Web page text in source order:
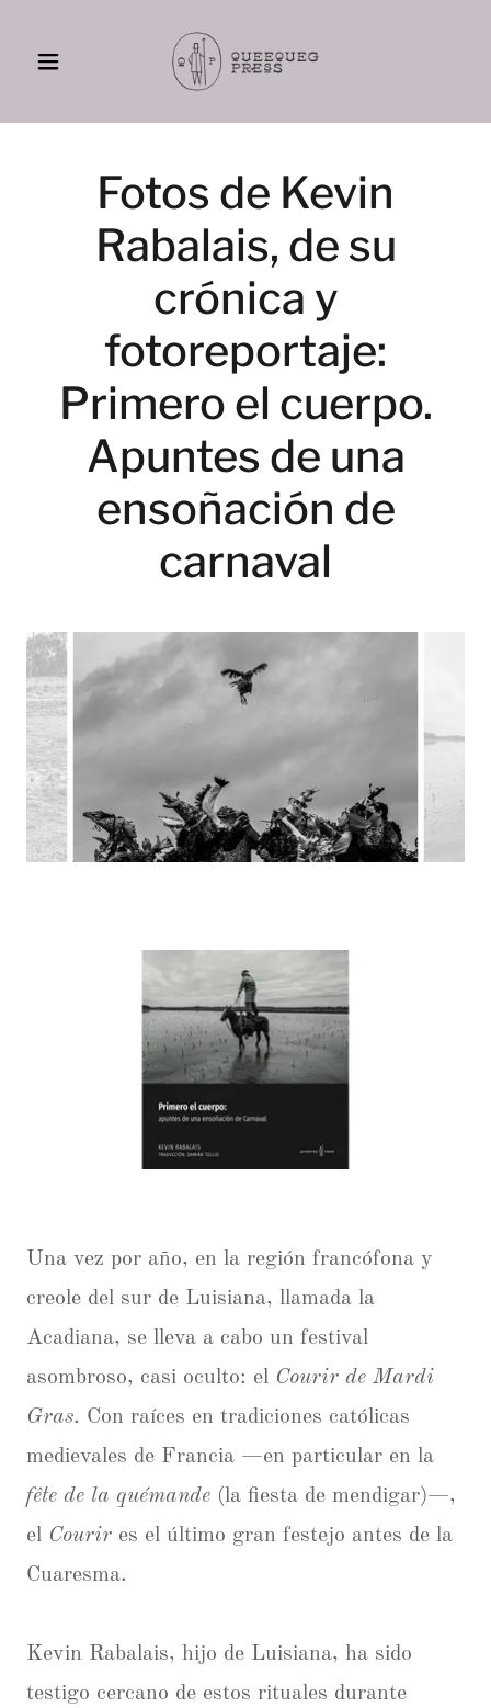
Fotos de Kevin
Rabalais, de su
crónica y
fotoreportaje:
Primero el cuerpo.
Apuntes de una
ensoñación de
carnaval
Una vez por año, en la región francófona y
creole del sur de Luisiana, llamada la
Acadiana, se lleva a cabo un festival
asombroso, casi oculto: el Courir de Mardi
Gras. Con raíces en tradiciones católicas
medievales de Francia —en particular en la
fête de la quémande (la fiesta de mendigar)—,
el Courir es el último gran festejo antes de la
Cuaresma.
Kevin Rabalais, hijo de Luisiana, ha sido
testigo cercano de estos rituales durante